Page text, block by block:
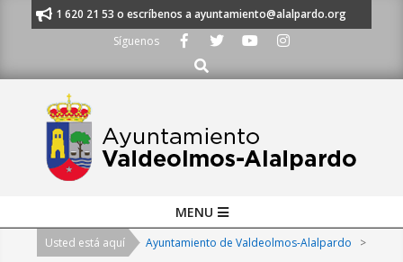
al 91 620 21 53 o escríbenos a ayuntamiento@alalpardo.org
Síguenos
Buscar
Navigation
MENU
Usted está aquí Ayuntamiento de Valdeolmos-Alalpardo
>